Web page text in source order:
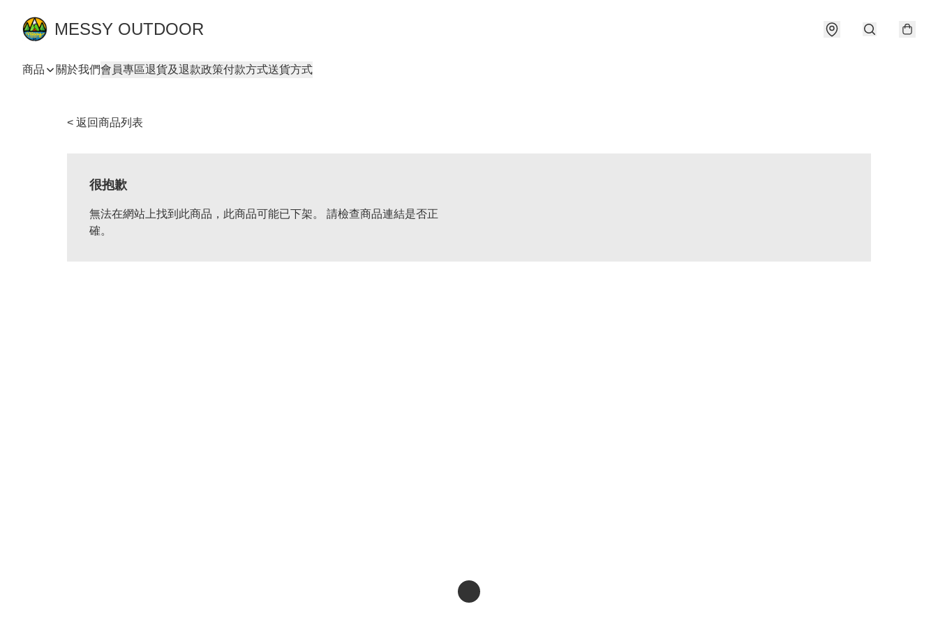
MESSY OUTDOOR
商品 關於我們會員專區退貨及退款政策付款方式送貨方式
< 返回商品列表
很抱歉
無法在網站上找到此商品，此商品可能已下架。 請檢查商品連結是否正
確。